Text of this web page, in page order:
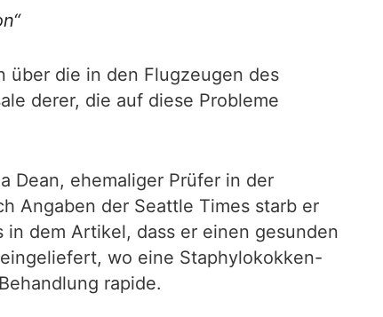
über die in den Flugzeugen des
derer, die auf diese Probleme
Dean, ehemaliger Prüfer in der
Angaben der Seattle Times starb er
dem Artikel, dass er einen gesunden
wo eine Staphylokokken-
rapide.